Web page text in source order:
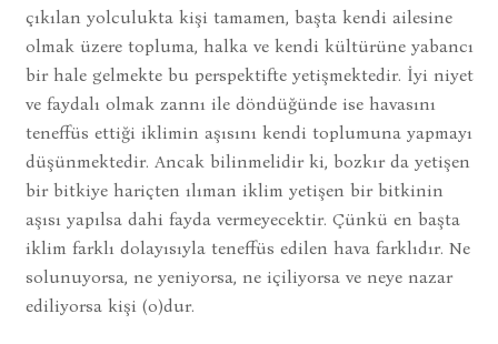
çıkılan yolculukta kişi tamamen, başta kendi ailesine
olmak üzere topluma, halka ve kendi kültürüne yabancı
bir hale gelmekte bu perspektifte yetişmektedir. İyi niyet
ve faydalı olmak zannı ile döndüğünde ise havasını
teneffüs ettiği iklimin aşısını kendi toplumuna yapmayı
düşünmektedir. Ancak bilinmelidir ki, bozkır da yetişen
bir bitkiye hariçten ılıman iklim yetişen bir bitkinin
aşısı yapılsa dahi fayda vermeyecektir. Çünkü en başta
iklim farklı dolayısıyla teneffüs edilen hava farklıdır. Ne
solunuyorsa, ne yeniyorsa, ne içiliyorsa ve neye nazar
ediliyorsa kişi (o)dur.